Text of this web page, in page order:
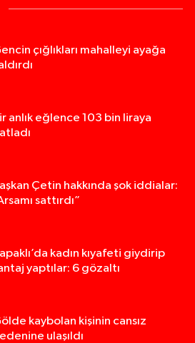
çığlıkları mahalleyi ayağa
anlık eğlence 103 bin liraya
Çetin hakkında şok iddialar:
sattırdı”
kadın kıyafeti giydirip
yaptılar: 6 gözaltı
kaybolan kişinin cansız
ulaşıldı